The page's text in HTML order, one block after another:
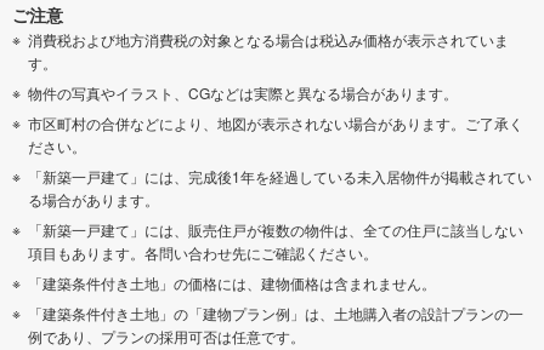
ご注意
消費税および地方消費税の対象となる場合は税込み価格が表示されていま
す。
物件の写真やイラスト、CGなどは実際と異なる場合があります。
市区町村の合併などにより、地図が表示されない場合があります。ご了承く
ださい。
「新築一戸建て」には、完成後1年を経過している未入居物件が掲載されてい
る場合があります。
「新築一戸建て」には、販売住戸が複数の物件は、全ての住戸に該当しない
項目もあります。各問い合わせ先にご確認ください。
「建築条件付き土地」の価格には、建物価格は含まれません。
「建築条件付き土地」の「建物プラン例」は、土地購入者の設計プランの一
例であり、プランの採用可否は任意です。